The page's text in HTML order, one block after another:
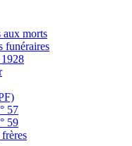
aux morts
funéraires
57
59